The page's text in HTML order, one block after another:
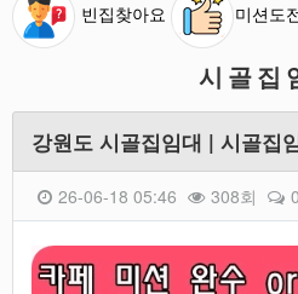
빈집찾아요 미션도
시골집
강원도 시골집임대 | 시골집
26-06-18 05:46 308회
본문